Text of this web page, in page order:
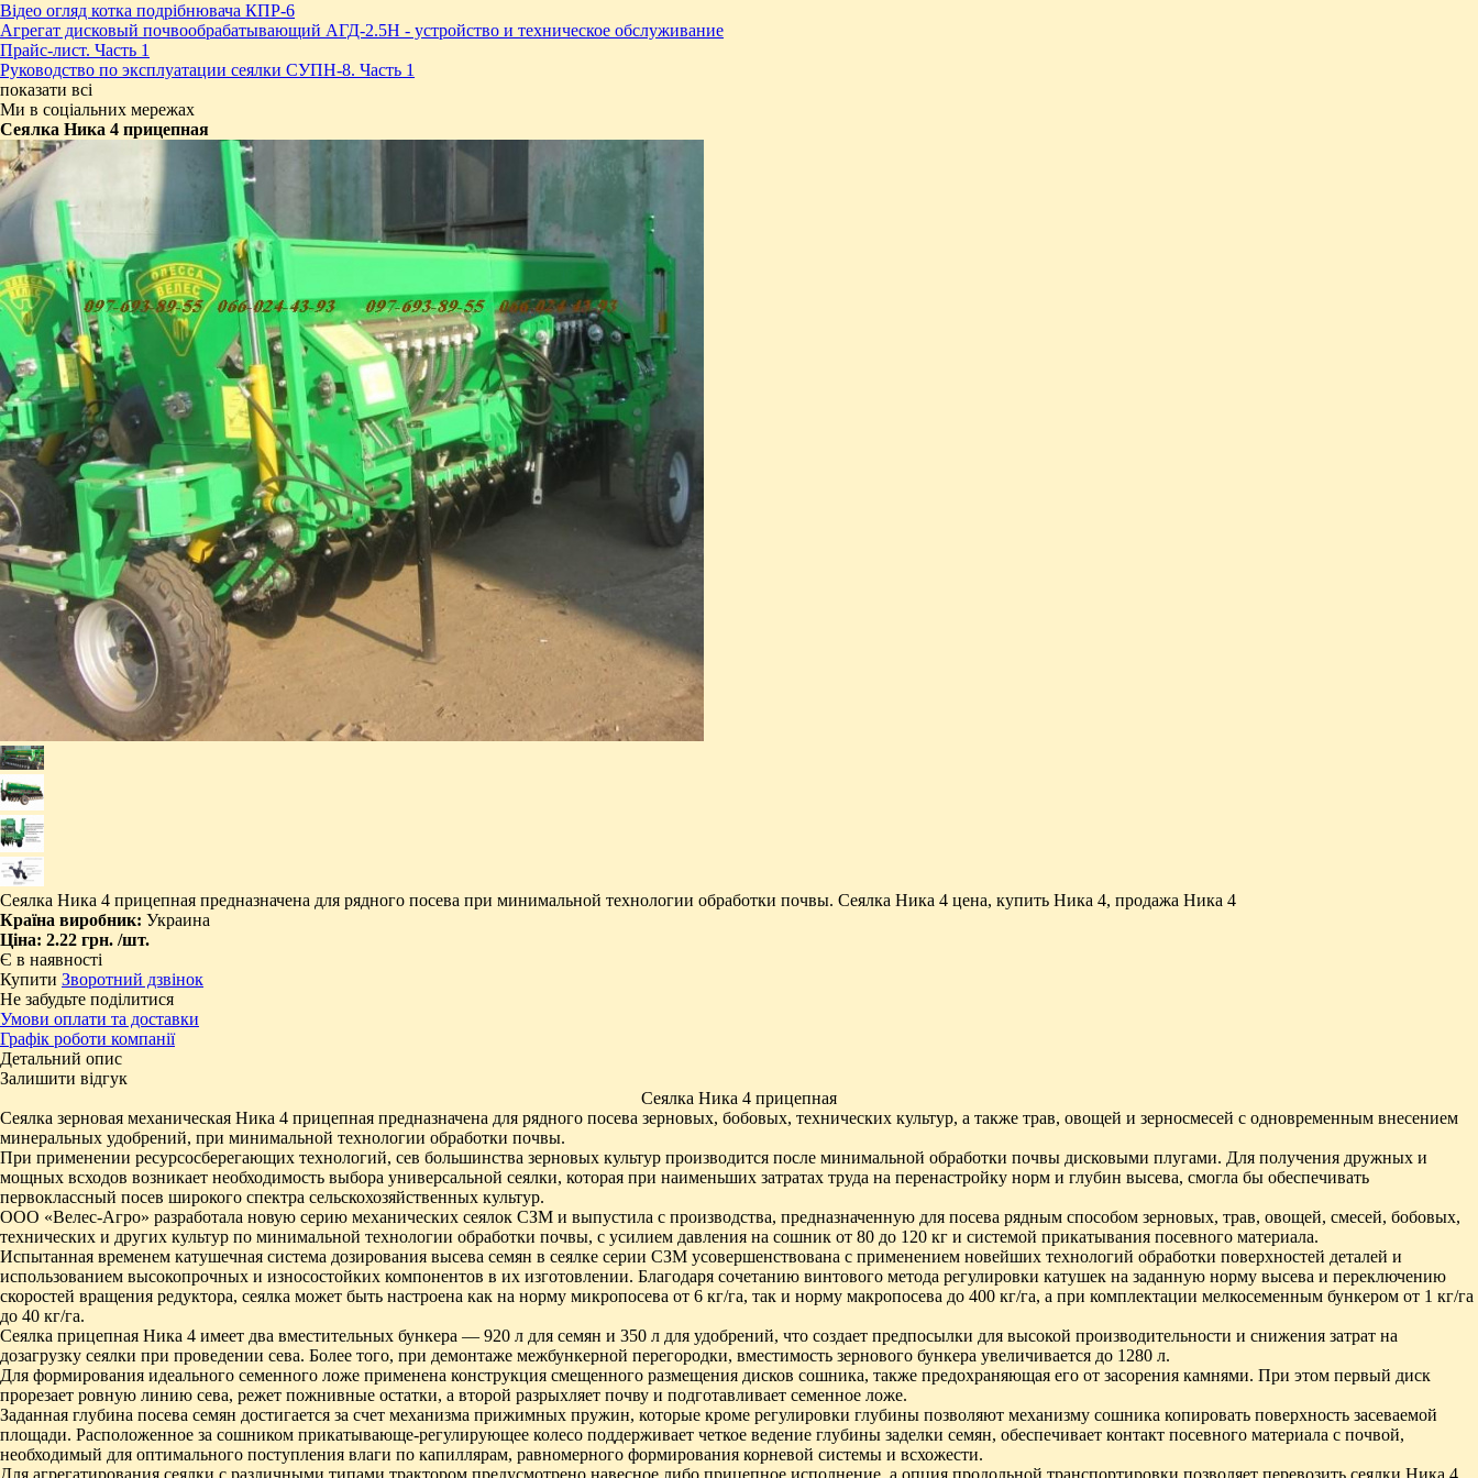
Відео огляд котка подрібнювача КПР-6
Агрегат дисковый почвообрабатывающий АГД-2.5Н - устройство и техническое обслуживание
Прайс-лист. Часть 1
Руководство по эксплуатации сеялки СУПН-8. Часть 1
показати всі
Ми в соціальних мережах
Сеялка Ника 4 прицепная
Сеялка Ника 4 прицепная предназначена для рядного посева при минимальной технологии обработки почвы. Сеялка Ника 4 цена, купить Ника 4, продажа Ника 4
Країна виробник: Украина
Ціна: 2.22 грн. /шт.
Є в наявності
Купити Зворотний дзвінок
Не забудьте поділитися
Умови оплати та доставки
Графік роботи компанії
Детальний опис
Залишити відгук
Сеялка Ника 4 прицепная
Сеялка зерновая механическая Ника 4 прицепная предназначена для рядного посева зерновых, бобовых, технических культур, а также трав, овощей и зерносмесей с одновременным внесением
минеральных удобрений, при минимальной технологии обработки почвы.
При применении ресурсосберегающих технологий, сев большинства зерновых культур производится после минимальной обработки почвы дисковыми плугами. Для получения дружных и
мощных всходов возникает необходимость выбора универсальной сеялки, которая при наименьших затратах труда на перенастройку норм и глубин высева, смогла бы обеспечивать
первоклассный посев широкого спектра сельскохозяйственных культур.
ООО «Велес-Агро» разработала новую серию механических сеялок СЗМ и выпустила с производства, предназначенную для посева рядным способом зерновых, трав, овощей, смесей, бобовых,
технических и других культур по минимальной технологии обработки почвы, с усилием давления на сошник от 80 до 120 кг и системой прикатывания посевного материала.
Испытанная временем катушечная система дозирования высева семян в сеялке серии СЗМ усовершенствована с применением новейших технологий обработки поверхностей деталей и
использованием высокопрочных и износостойких компонентов в их изготовлении. Благодаря сочетанию винтового метода регулировки катушек на заданную норму высева и переключению
скоростей вращения редуктора, сеялка может быть настроена как на норму микропосева от 6 кг/га, так и норму макропосева до 400 кг/га, а при комплектации мелкосеменным бункером от 1 кг/га
до 40 кг/га.
Сеялка прицепная Ника 4 имеет два вместительных бункера — 920 л для семян и 350 л для удобрений, что создает предпосылки для высокой производительности и снижения затрат на
дозагрузку сеялки при проведении сева. Более того, при демонтаже межбункерной перегородки, вместимость зернового бункера увеличивается до 1280 л.
Для формирования идеального семенного ложе применена конструкция смещенного размещения дисков сошника, также предохраняющая его от засорения камнями. При этом первый диск
прорезает ровную линию сева, режет пожнивные остатки, а второй разрыхляет почву и подготавливает семенное ложе.
Заданная глубина посева семян достигается за счет механизма прижимных пружин, которые кроме регулировки глубины позволяют механизму сошника копировать поверхность засеваемой
площади. Расположенное за сошником прикатывающе-регулирующее колесо поддерживает четкое ведение глубины заделки семян, обеспечивает контакт посевного материала с почвой,
необходимый для оптимального поступления влаги по капиллярам, равномерного формирования корневой системы и всхожести.
Для агрегатирования сеялки с различными типами трактором предусмотрено навесное либо прицепное исполнение, а опция продольной транспортировки позволяет перевозить сеялки Ника 4